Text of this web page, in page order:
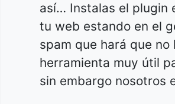
así… Instalas el plugin
tu web estando en el
spam que hará que
herramienta muy útil
sin embargo nosotros